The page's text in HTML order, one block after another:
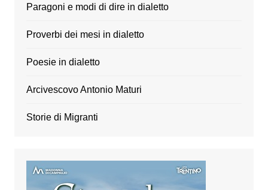
Paragoni e modi di dire in dialetto
Proverbi dei mesi in dialetto
Poesie in dialetto
Arcivescovo Antonio Maturi
Storie di Migranti